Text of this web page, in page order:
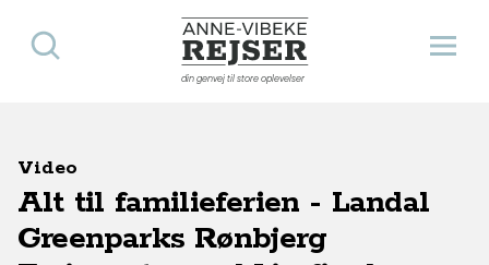
Anne-Vibeke Rejser
din genvej til store oplevelser
Åbn
Søg
Video
Alt til familieferien - Landal
Greenparks Rønbjerg